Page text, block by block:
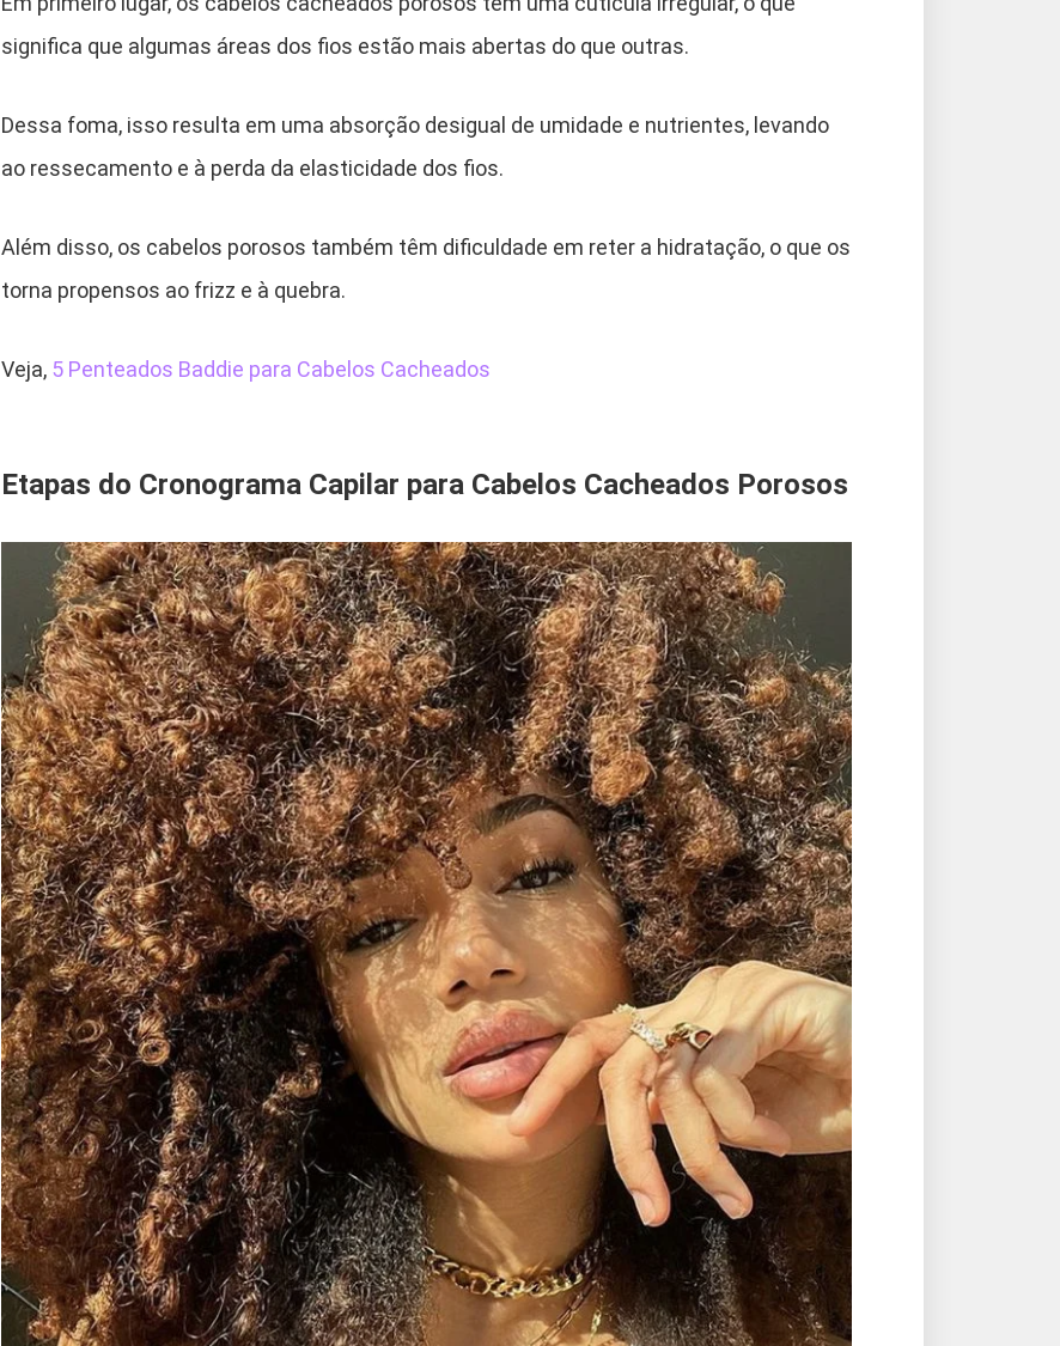
significa que algumas áreas dos fios estão mais abertas do que outras.
Dessa foma, isso resulta em uma absorção desigual de umidade e nutrientes, levando
ao ressecamento e à perda da elasticidade dos fios.
Além disso, os cabelos porosos também têm dificuldade em reter a hidratação, o que os
torna propensos ao frizz e à quebra.
Veja, 5 Penteados Baddie para Cabelos Cacheados
Etapas do Cronograma Capilar para Cabelos Cacheados Porosos